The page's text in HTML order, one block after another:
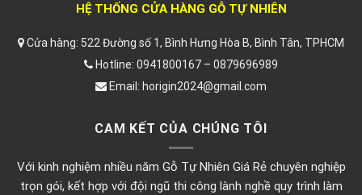
HỆ THỐNG CỬA HÀNG GỖ TỰ NHIÊN
Cửa hàng: 522 Đường số 1, Bình Hưng Hòa B, Bình Tân, TPHCM
Hotline: 0941800167 – 0879696989
Email: horigin2024@gmail.com
CAM KẾT CỦA CHÚNG TÔI
Với kinh nghiệm nhiều năm Gỗ Tự Nhiên Giá Rẻ chuyên nghiệp
trọn gói, kết hợp với đội ngũ thi công lành nghề quy trình làm